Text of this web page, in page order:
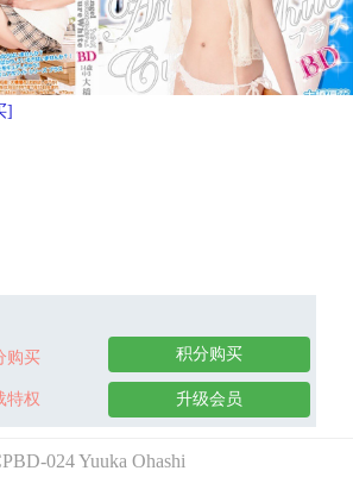
]
购买
特权
积分购买
升级会员
024 Yuuka Ohashi